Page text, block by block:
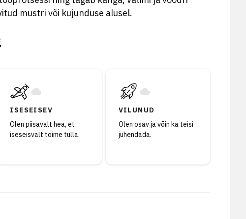
mustri või kujunduse alusel.
ISESEISEV
Olen piisavalt hea, et
iseseisvalt toime tulla.
VILUNUD
Olen osav ja võin ka teisi
juhendada.